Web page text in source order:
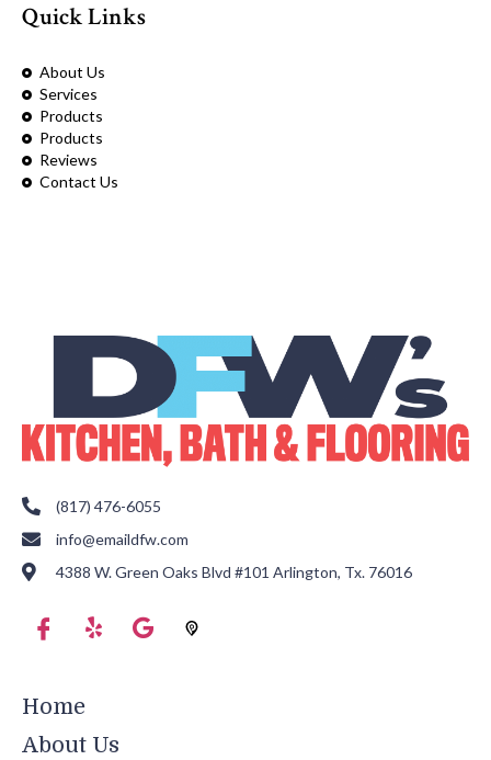
Quick Links
About Us
Services
Products
Products
Reviews
Contact Us
(817) 476-6055
info@emaildfw.com
4388 W. Green Oaks Blvd #101 Arlington, Tx. 76016
Home
About Us